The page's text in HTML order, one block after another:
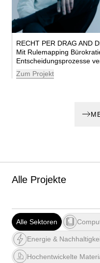
RECHT PER DRAG AND
Mit Rulemapping
Entscheidungsprozesse
Zum Projekt
Alle Projekte
Alle Sektoren
Energie &
Hochentwickelte